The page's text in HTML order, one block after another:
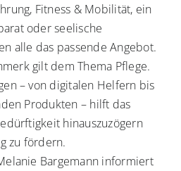
Fitness & Mobilität, ein
oder seelische
alle das passende Angebot.
gilt dem Thema Pflege.
– von digitalen Helfern bis
Produkten – hilft das
hinauszuzögern
zu fördern.
Bargemann informiert